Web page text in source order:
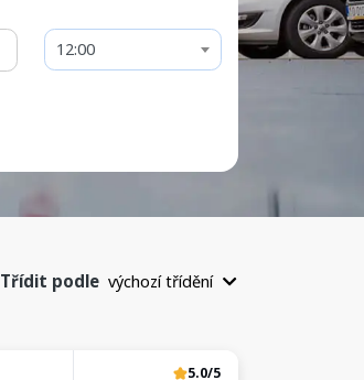
12:00
Třídit podle výchozí třídění
5.0/5